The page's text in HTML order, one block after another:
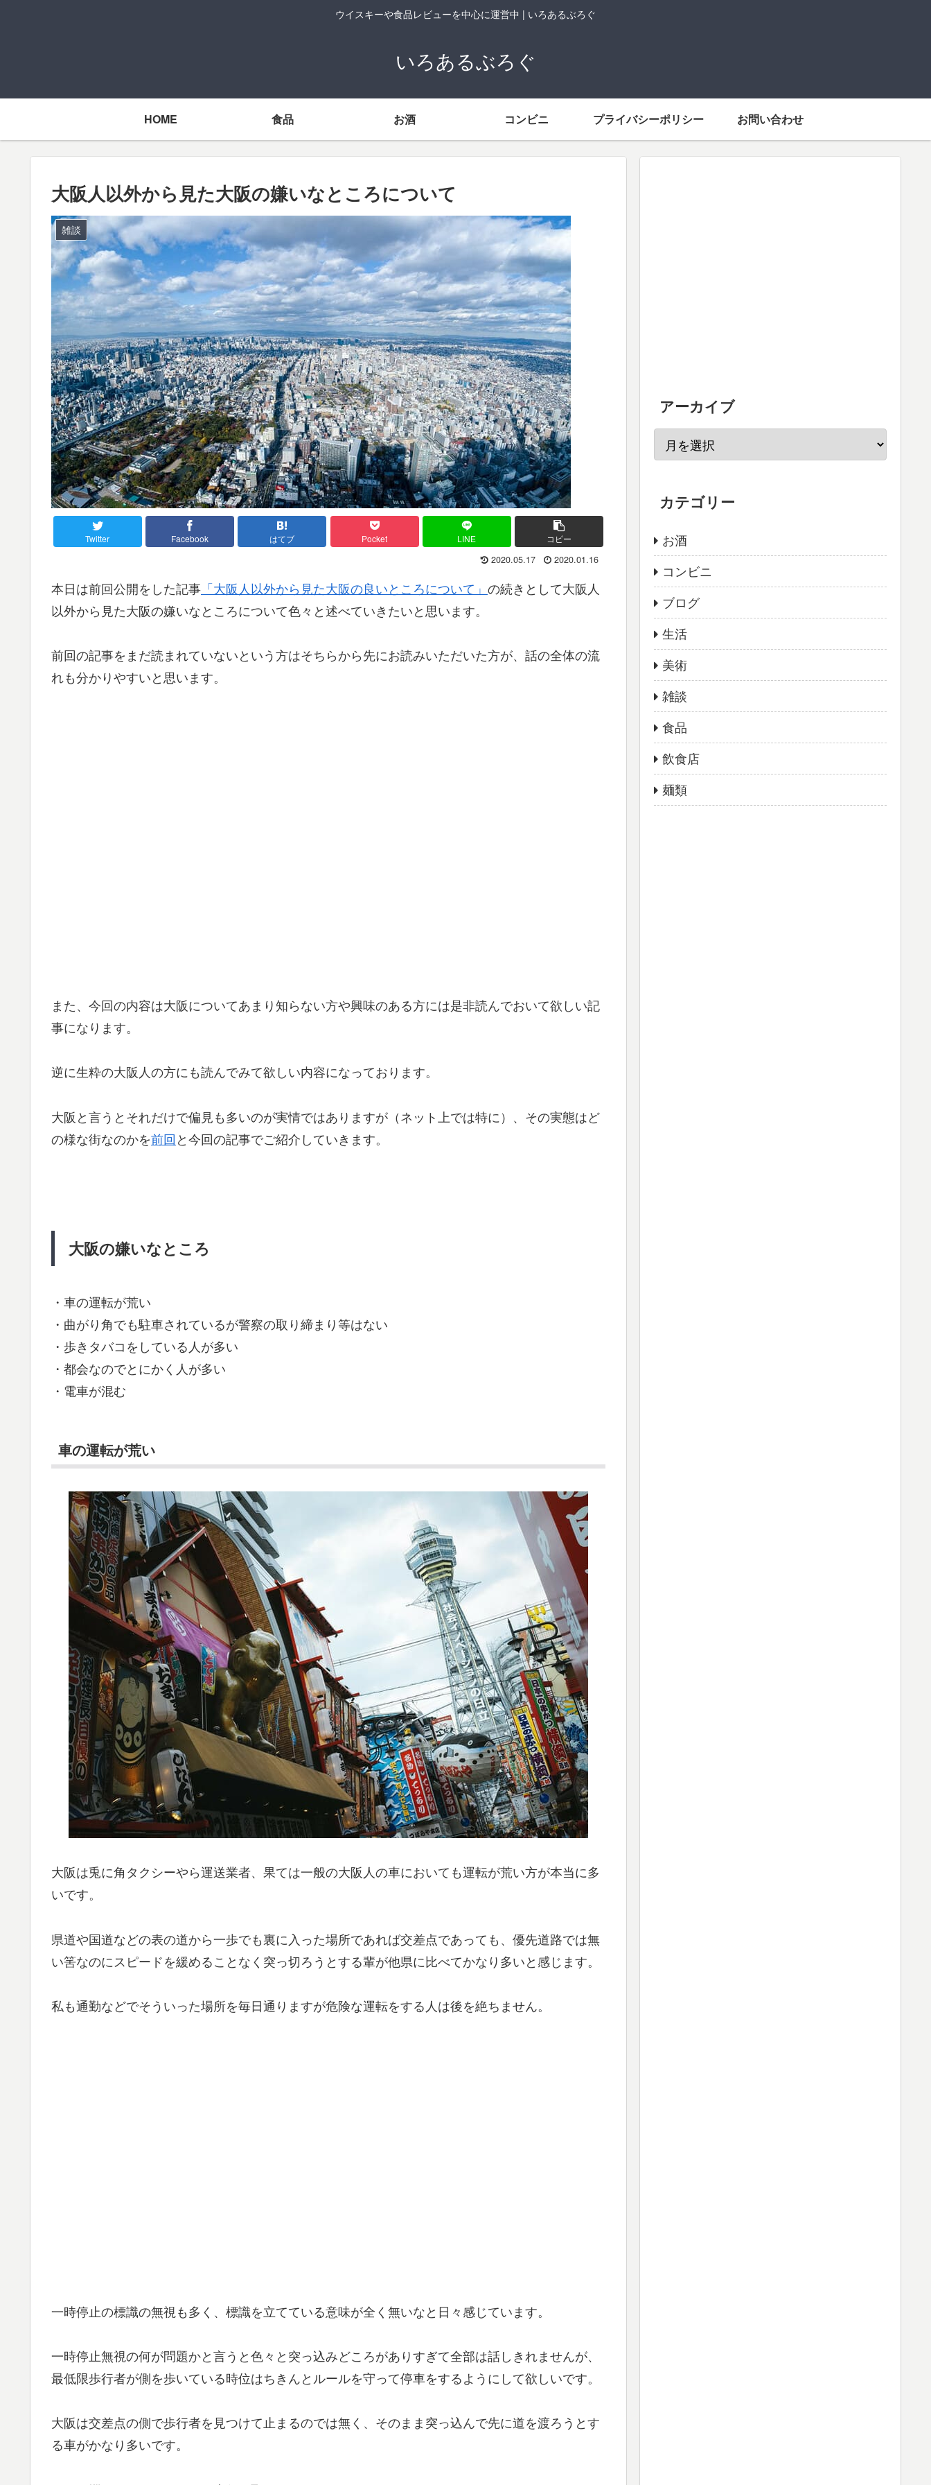
ウイスキーや食品レビューを中心に運営中 | いろあるぶろぐ
いろあるぶろぐ
HOME 食品 お酒 コンビニ プライバシーポリシー お問い合わせ
大阪人以外から見た大阪の嫌いなところについて
雑談
Twitter Facebook はてブ Pocket LINE コピー
2020.05.17 2020.01.16
本日は前回公開をした記事 「大阪人以外から見た大阪の良いところについて」 の続きとして大阪人
以外から見た大阪の嫌いなところについて色々と述べていきたいと思います。
前回の記事をまだ読まれていないという方はそちらから先にお読みいただいた方が、話の全体の流
れも分かりやすいと思います。
また、今回の内容は大阪についてあまり知らない方や興味のある方には是非読んでおいて欲しい記
事になります。
逆に生粋の大阪人の方にも読んでみて欲しい内容になっております。
大阪と言うとそれだけで偏見も多いのが実情ではありますが（ネット上では特に）、その実態はど
の様な街なのかを前回と今回の記事でご紹介していきます。
大阪の嫌いなところ
・車の運転が荒い
・曲がり角でも駐車されているが警察の取り締まり等はない
・歩きタバコをしている人が多い
・都会なのでとにかく人が多い
・電車が混む
車の運転が荒い
大阪は兎に角タクシーやら運送業者、果ては一般の大阪人の車においても運転が荒い方が本当に多
いです。
県道や国道などの表の道から一歩でも裏に入った場所であれば交差点であっても、優先道路では無
い筈なのにスピードを緩めることなく突っ切ろうとする輩が他県に比べてかなり多いと感じます。
私も通勤などでそういった場所を毎日通りますが危険な運転をする人は後を絶ちません。
一時停止の標識の無視も多く、標識を立てている意味が全く無いなと日々感じています。
一時停止無視の何が問題かと言うと色々と突っ込みどころがありすぎて全部は話しきれませんが、
最低限歩行者が側を歩いている時位はちきんとルールを守って停車をするようにして欲しいです。
大阪は交差点の側で歩行者を見つけて止まるのでは無く、そのまま突っ込んで先に道を渡ろうとす
る車がかなり多いです。
アーカイブ
カテゴリー
お酒
コンビニ
ブログ
生活
美術
雑談
食品
飲食店
麺類